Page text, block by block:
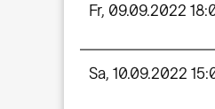
Fr, 09.09.2022
Sa, 10.09.2022